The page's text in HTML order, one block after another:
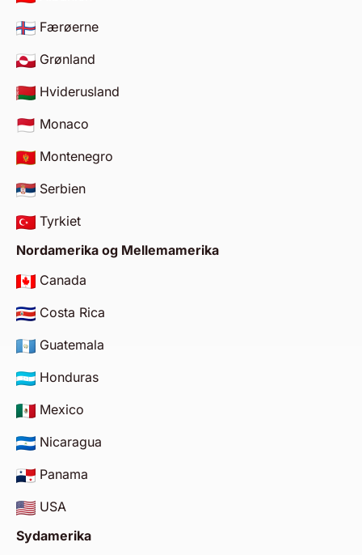
Færøerne
Grønland
Hviderusland
Monaco
Montenegro
Serbien
Tyrkiet
Nordamerika og Mellemamerika
Canada
Costa Rica
Guatemala
Honduras
Mexico
Nicaragua
Panama
USA
Sydamerika